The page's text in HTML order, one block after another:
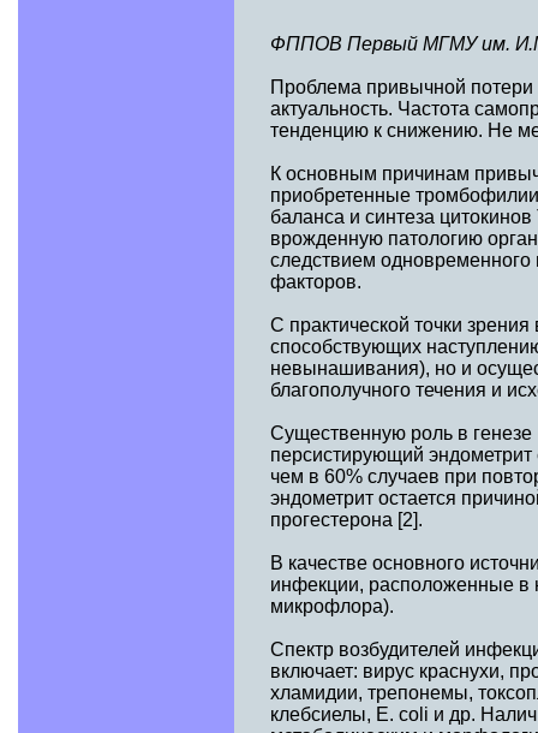
ФППОВ Первый МГМУ им.
Проблема привычной
актуальность. Частота
тенденцию к снижению. Не
К основным причинам
приобретенные
баланса и синтеза
врожденную патологию
следствием одновременного
факторов.
С практической точки
способствующих
невынашивания), но и
благополучного течения и
Существенную роль в
персистирующий
чем в 60% случаев при
эндометрит остается
прогестерона [2].
В качестве основного
инфекции, расположенные в
микрофлора).
Спектр возбудителей
включает: вирус краснухи,
хламидии, трепонемы,
клебсиелы, E. сoli и др.